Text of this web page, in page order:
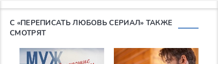
С «ПЕРЕПИСАТЬ ЛЮБОВЬ СЕРИАЛ» ТАКЖЕ
СМОТРЯТ